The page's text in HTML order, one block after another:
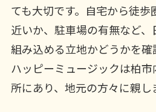
ても大切です。自宅から徒
近いか、駐車場の有無など、
組み込める立地かどうかを確
ハッピーミュージックは柏
所にあり、地元の方々に親し